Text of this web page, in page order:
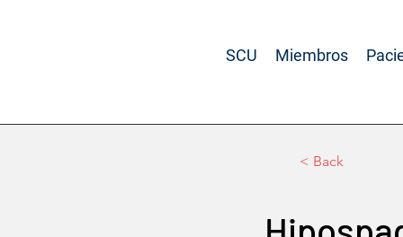
SCU Miembros
< Back